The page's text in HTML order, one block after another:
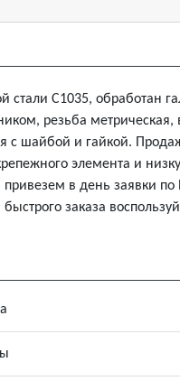
стали С1035, обработан
резьба метрическая,
с шайбой и гайкой.
элемента и
в день заявки по
заказа